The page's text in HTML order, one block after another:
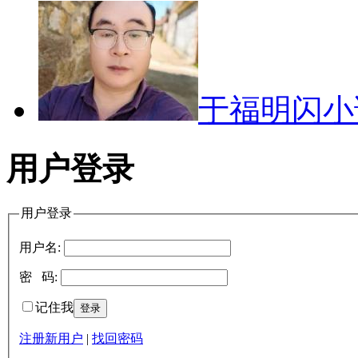
于福明闪
用户登录
用户登录
用户名:
密 码:
记住我
注册新用户 | 找回密码